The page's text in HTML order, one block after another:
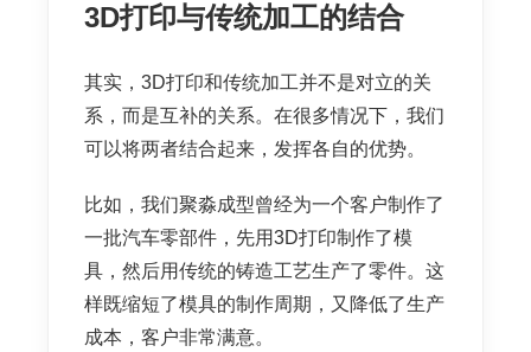
3D打印与传统加工的结合
其实，3D打印和传统加工并不是对立的关
系，而是互补的关系。在很多情况下，我们
可以将两者结合起来，发挥各自的优势。
比如，我们聚淼成型曾经为一个客户制作了
一批汽车零部件，先用3D打印制作了模
具，然后用传统的铸造工艺生产了零件。这
样既缩短了模具的制作周期，又降低了生产
成本，客户非常满意。